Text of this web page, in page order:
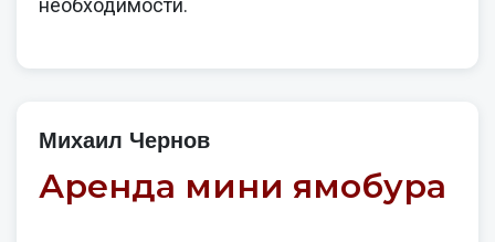
Михаил Чернов
Аренда мини ямобура